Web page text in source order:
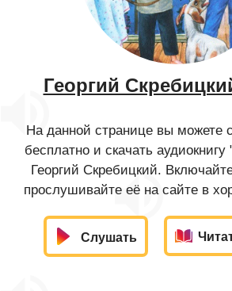
Георгий
На данной странице вы можете
бесплатно и скачать
Георгий Скребицкий.
прослушивайте её на сайте в
Слушать